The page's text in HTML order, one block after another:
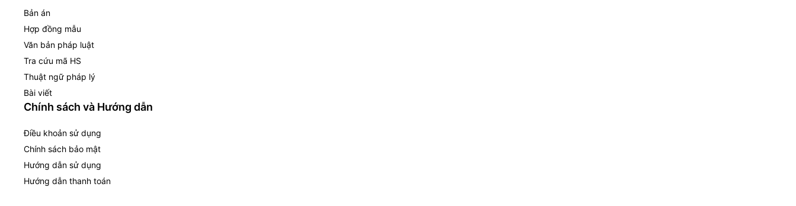
Bản án
Hợp đồng mẫu
Văn bản pháp luật
Tra cứu mã HS
Thuật ngữ pháp lý
Bài viết
Chính sách và Hướng dẫn
Điều khoản sử dụng
Chính sách bảo mật
Hướng dẫn sử dụng
Hướng dẫn thanh toán